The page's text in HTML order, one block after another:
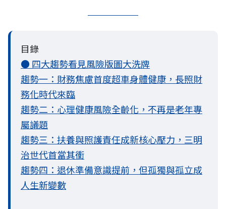
目錄
● 四大趨勢看見風險版圖大洗牌
趨勢一：財務焦慮首度超車身體健康，長照財
務化時代來臨
趨勢二：心理健康風險全齡化，不再是老年專
屬議題
趨勢三：扶養與照護責任成新核心壓力，三明
治世代首當其衝
趨勢四：退休準備意識提前，但孤獨與孤立成
人生新變數